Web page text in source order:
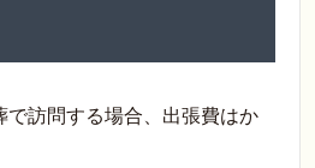
で訪問する場合、出張費はか